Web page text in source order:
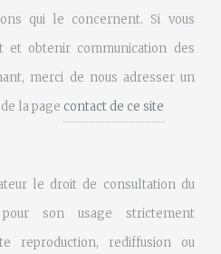
qui le concernent. Si vous
et obtenir communication des
merci de nous adresser un
la page contact de ce site
le droit de consultation du
pour son usage strictement
reproduction, rediffusion ou